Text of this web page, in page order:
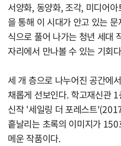
서양화, 동양화, 조각, 미디어
을 통해 이 시대가 안고 있는
식으로 풀어 나가는 청년 세대
자리에서 만나볼 수 있는 기회
세 개 층으로 나누어진 공간에
채롭게 선보인다. 학고재신관
신작 '세일링 더 포레스트
흩날리는 초록의 이미지가
메운 작품이다.